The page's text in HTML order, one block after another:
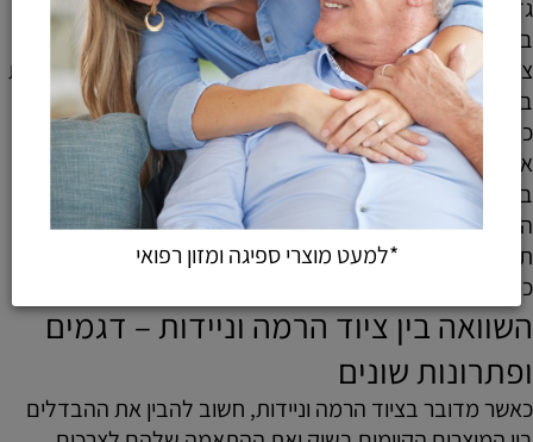
גדולים.
בעבודתי אני תמיד ממליץ עליו בעיקר לבתים פרטיים שבהם
צריך פתרון מידי אבל בלי השקעה גדולה מדי בתשתיות נוספות
בבית עצמו או הצורך בחשמל רציף להפעלתו לאורך כל היום
כולו בלי תלות בסוללות נטענות מתקדמות מאוד שדורשות
אחזקה מסוימת לאורך זמן כדי לעבוד בצורה האופטימלית
ביותר האפשרית לכם בסביבה הביתית שלכם עצמכם בלי
הפרעות נוספות אחרות שעלולות לצוץ במהלך הזמן בו
תשתמשו בו באופן רציף וקבוע יום-יום בלי יוצאים מן הכלל
כמעט!
השוואה בין ציוד הרמה וניידות – דגמים
ופתרונות שונים
כאשר מדובר בציוד הרמה וניידות, חשוב להבין את ההבדלים
*למעט מוצרי ספיגה ומזון רפואי